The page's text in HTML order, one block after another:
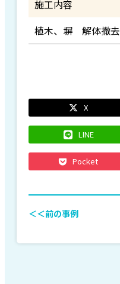
施工内容
植木、塀 解体撤去
X
LINE
Pocket
＜＜前の事例